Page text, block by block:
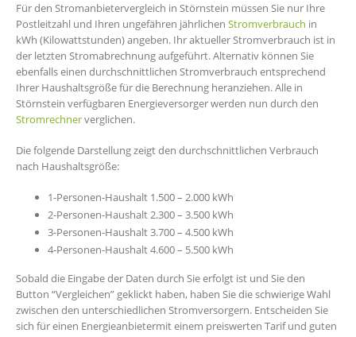
Für den Stromanbietervergleich in Störnstein müssen Sie nur Ihre
Postleitzahl und Ihren ungefähren jährlichen Stromverbrauch in
kWh (Kilowattstunden) angeben. Ihr aktueller Stromverbrauch ist in
der letzten Stromabrechnung aufgeführt. Alternativ können Sie
ebenfalls einen durchschnittlichen Stromverbrauch entsprechend
Ihrer Haushaltsgröße für die Berechnung heranziehen. Alle in
Störnstein verfügbaren Energieversorger werden nun durch den
Stromrechnerverglichen.
Die folgende Darstellung zeigt den durchschnittlichen Verbrauch
nach Haushaltsgröße:
1-Personen-Haushalt 1.500 – 2.000 kWh
2-Personen-Haushalt 2.300 – 3.500 kWh
3-Personen-Haushalt 3.700 – 4.500 kWh
4-Personen-Haushalt 4.600 – 5.500 kWh
Sobald die Eingabe der Daten durch Sie erfolgt ist und Sie den
Button “Vergleichen” geklickt haben, haben Sie die schwierige Wahl
zwischen den unterschiedlichen Stromversorgern. Entscheiden Sie
sich für einen Energieanbietermit einem preiswerten Tarif und guten